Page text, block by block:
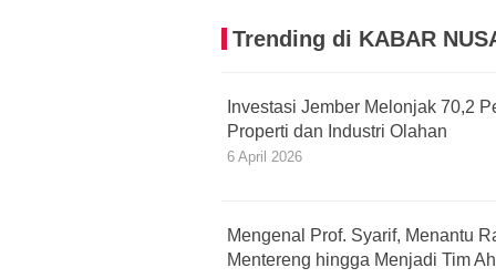
Trending di KABAR
Investasi Jember Melonjak 70,2
Properti dan Industri Olahan
6 April 2026
Mengenal Prof. Syarif, Menantu
Mentereng hingga Menjadi Tim